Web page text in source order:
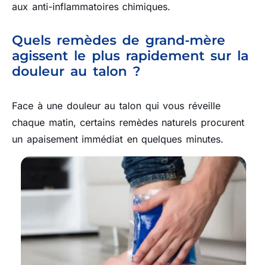
aux anti-inflammatoires chimiques.
Quels remèdes de grand-mère
agissent le plus rapidement sur la
douleur au talon ?
Face à une douleur au talon qui vous réveille
chaque matin, certains remèdes naturels procurent
un apaisement immédiat en quelques minutes.